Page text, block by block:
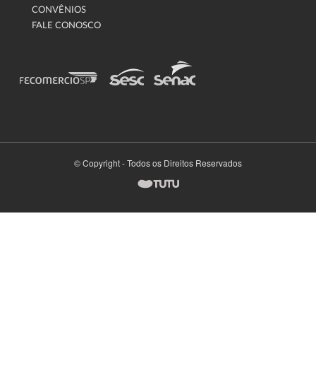
CONVÊNIOS
FALE CONOSCO
© Copyright - Todos os Direitos Reservados